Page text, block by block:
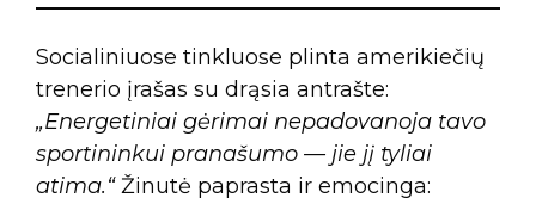
Socialiniuose tinkluose plinta amerikiečių
trenerio įrašas su drąsia antrašte:
„Energetiniai gėrimai nepadovanoja tavo
sportininkui pranašumo — jie jį tyliai
atima.“Žinutė paprasta ir emocinga: